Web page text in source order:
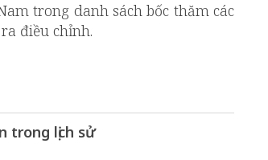
trong danh sách bốc thăm các
điều chỉnh.
trong lịch sử